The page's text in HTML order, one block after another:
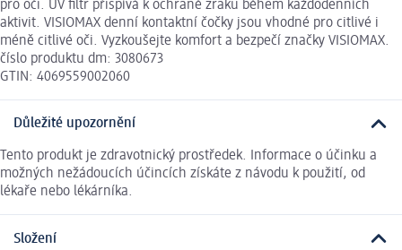
pro oči. UV filtr přispívá k ochraně zraku během každodenních
aktivit. VISIOMAX denní kontaktní čočky jsou vhodné pro citlivé i
méně citlivé oči. Vyzkoušejte komfort a bezpečí značky VISIOMAX.
číslo produktu dm: 3080673
GTIN: 4069559002060
Důležité upozornění
Tento produkt je zdravotnický prostředek. Informace o účinku a
možných nežádoucích účincích získáte z návodu k použití, od
lékaře nebo lékárníka.
Složení